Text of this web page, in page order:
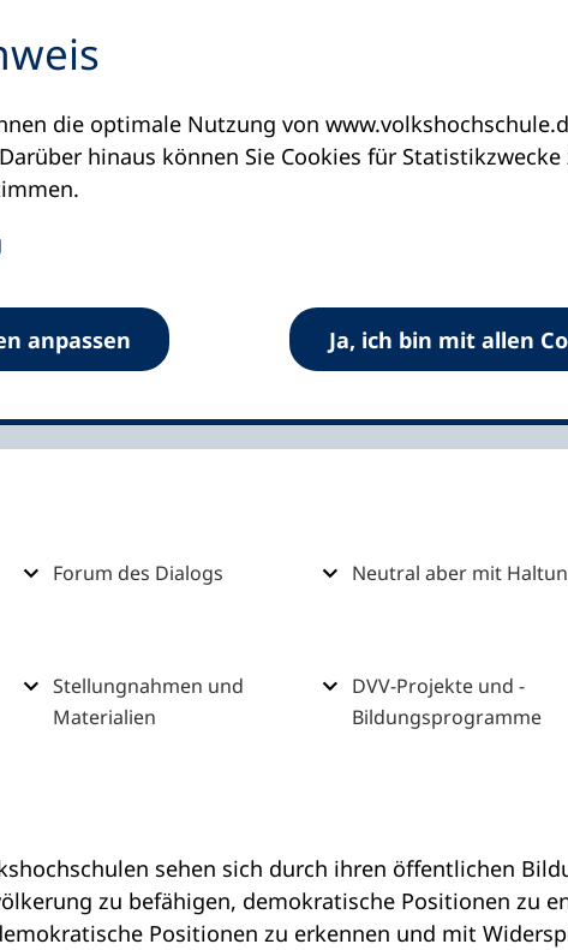
die optimale Nutzung von
hinaus können Sie Cookies für
anpassen Ja, ich bin mit allen
Demokratiebildung und Zivilcourage
und
aber nicht wertneutral
Forum des Dialogs Neutral aber mit
Stellungnahmen und
Materialien
DVV-Projekte und -
Bildungsprogramme
sehen sich durch ihren öffentlichen
zu befähigen, demokratische Positionen zu
Positionen zu erkennen und mit